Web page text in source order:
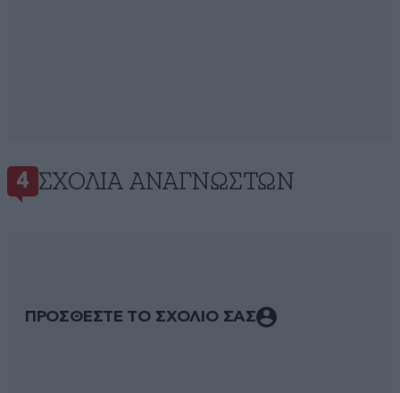
4 ΣΧΌΛΙΑ ΑΝΑΓΝΩΣΤΏΝ
ΠΡΟΣΘΕΣΤΕ ΤΟ ΣΧΟΛΙΟ ΣΑΣ